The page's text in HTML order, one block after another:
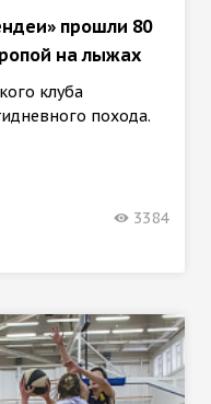
прошли 80
на лыжах
клуба
похода.
3384